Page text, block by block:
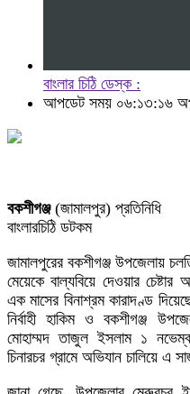
বাংলার চিঠি ডেস্ক :
আপডেট সময় ০৬:১৩:১৬
বকশীগঞ্জ(জামালপুর) প্রতিনিধি
বাংলারচিঠি ডটকম
জামালপুরের বকশীগঞ্জ উপজেলায়
মেয়েকে বাল্যবিয়ে দেওয়ার
এক মাসের বিনাশ্রম কারাদণ্ড
নির্বাহী হাকিম ও বকশীগঞ্জ
মোহাম্মদ তাজুল ইসলাম ১
চিনারচর গ্রামে অভিযান চালিয়ে এ